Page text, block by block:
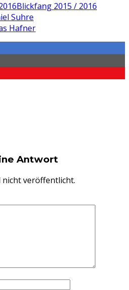
Blickfang 2015 / 2016
Suhre
Hafner
Antwort
nicht veröffentlicht.